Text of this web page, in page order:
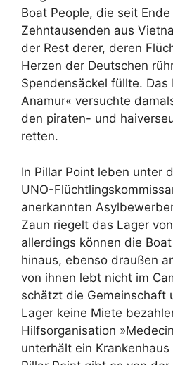
Boat People, die seit
Zehntausenden aus
der Rest derer, deren
Herzen der Deutschen
Spendensäckel füllte. Das
Anamur« versuchte
den piraten- und
retten.
In Pillar Point leben unter
UNO-
anerkannten
Zaun riegelt das Lager
allerdings können die
hinaus, ebenso draußen
von ihnen lebt nicht im
schätzt die Gemeinschaft
Lager keine Miete
Hilfsorganisation
unterhält ein